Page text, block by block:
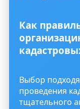
Как
Выбор
проведения
тщательного